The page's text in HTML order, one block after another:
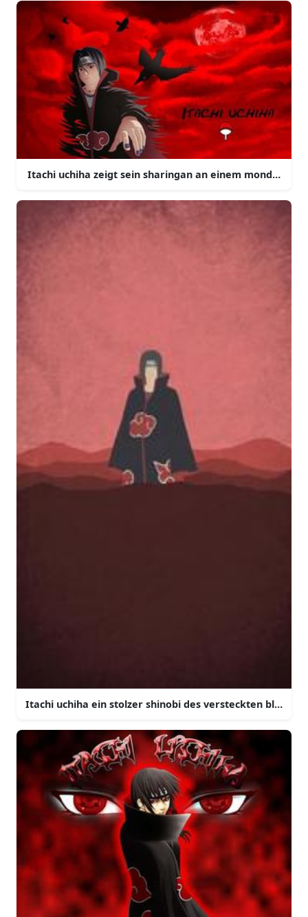
Itachi uchiha zeigt sein sharingan an einem
Itachi uchiha ein stolzer shinobi des versteckten blattes